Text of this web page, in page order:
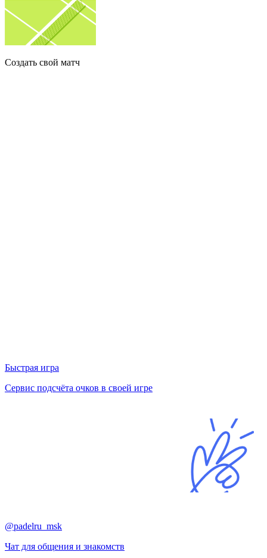
Создать свой матч
Быстрая игра
Сервис подсчёта очков в своей игре
@padelru_msk
Чат для общения и знакомств